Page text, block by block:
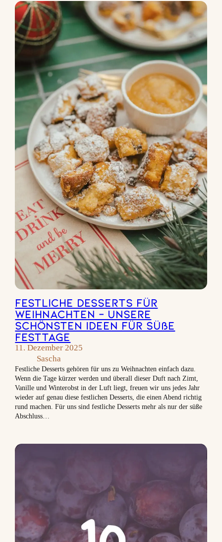
Festliche Desserts für
Weihnachten – unsere
schönsten Ideen für süße
Festtage
11. Dezember 2025
Sascha
Festliche Desserts gehören für uns zu Weihnachten einfach dazu.
Wenn die Tage kürzer werden und überall dieser Duft nach Zimt,
Vanille und Winterobst in der Luft liegt, freuen wir uns jedes Jahr
wieder auf genau diese festlichen Desserts, die einen Abend richtig
rund machen. Für uns sind festliche Desserts mehr als nur der süße
Abschluss…